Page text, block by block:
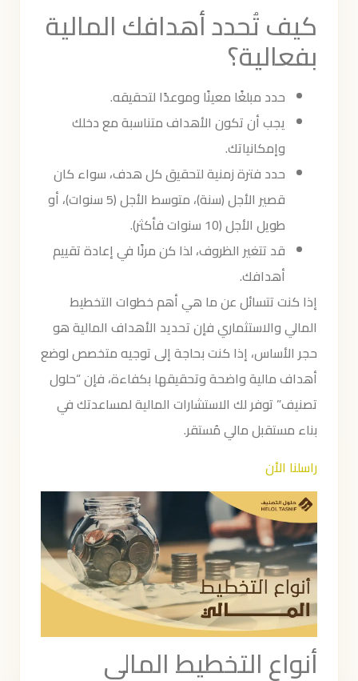
كيف تُحدد أهدافك المالية
بفعالية؟
حدد مبلغًا معينًا وموعدًا لتحقيقه.
يجب أن تكون الأهداف متناسبة مع دخلك
وإمكانياتك.
حدد فترة زمنية لتحقيق كل هدف، سواء كان
قصير الأجل (سنة)، متوسط الأجل (5 سنوات)، أو
طويل الأجل (10 سنوات فأكثر).
قد تتغير الظروف، لذا كن مرنًا في إعادة تقييم
أهدافك.
إذا كنت تتسائل عن ما هي أهم خطوات التخطيط
المالي والاستثماري فإن تحديد الأهداف المالية هو
حجر الأساس، إذا كنت بحاجة إلى توجيه متخصص لوضع
أهداف مالية واضحة وتحقيقها بكفاءة، فإن “حلول
تصنيف” توفر لك الاستشارات المالية لمساعدتك في
بناء مستقبل مالي مُستقر.
راسلنا الأن
أنواع التخطيط المالي